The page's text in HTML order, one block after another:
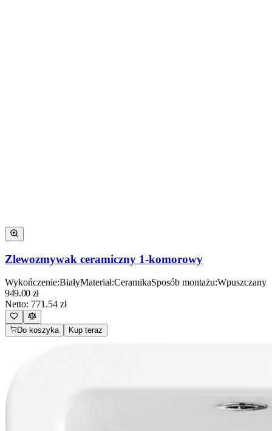
Zlewozmywak ceramiczny 1-komorowy
Wykończenie:BiałyMateriał:CeramikaSposób montażu:Wpuszczany
949.00 zł
Netto: 771.54 zł
Do koszyka Kup teraz